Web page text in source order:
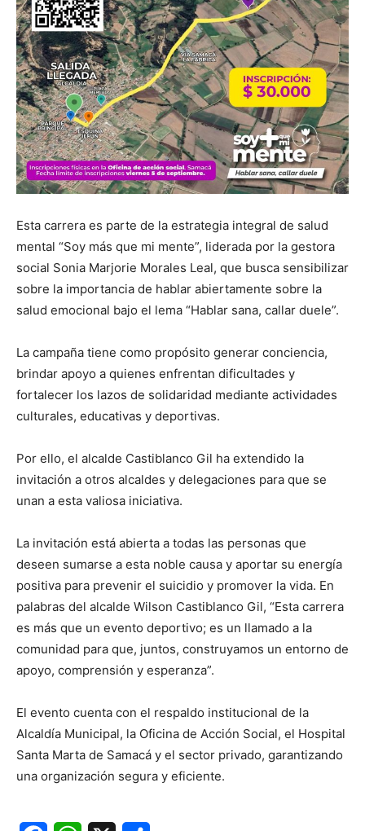
Esta carrera es parte de la estrategia integral de salud
mental “Soy más que mi mente”, liderada por la gestora
social Sonia Marjorie Morales Leal, que busca sensibilizar
sobre la importancia de hablar abiertamente sobre la
salud emocional bajo el lema “Hablar sana, callar duele”.
La campaña tiene como propósito generar conciencia,
brindar apoyo a quienes enfrentan dificultades y
fortalecer los lazos de solidaridad mediante actividades
culturales, educativas y deportivas.
Por ello, el alcalde Castiblanco Gil ha extendido la
invitación a otros alcaldes y delegaciones para que se
unan a esta valiosa iniciativa.
La invitación está abierta a todas las personas que
deseen sumarse a esta noble causa y aportar su energía
positiva para prevenir el suicidio y promover la vida. En
palabras del alcalde Wilson Castiblanco Gil, “Esta carrera
es más que un evento deportivo; es un llamado a la
comunidad para que, juntos, construyamos un entorno de
apoyo, comprensión y esperanza”.
El evento cuenta con el respaldo institucional de la
Alcaldía Municipal, la Oficina de Acción Social, el Hospital
Santa Marta de Samacá y el sector privado, garantizando
una organización segura y eficiente.